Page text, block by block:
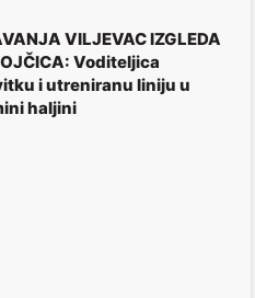
VILJEVAC IZGLEDA
Voditeljica
i utreniranu liniju u
haljini